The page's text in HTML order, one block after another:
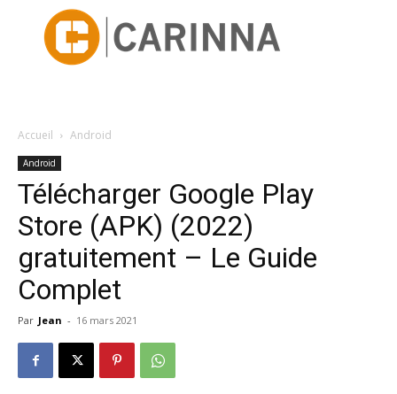
Accueil Android
Android
Télécharger Google Play
Store (APK) (2022)
gratuitement – Le Guide
Complet
Par Jean - 16 mars 2021